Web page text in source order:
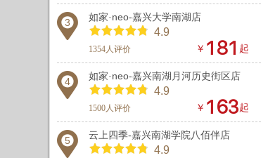
3 如家·neo-嘉兴大学南湖店
4.9
1354人评价 ￥   起
4 如家·neo-嘉兴南湖月河历史街区店
4.9
1500人评价 ￥  起
5 云上四季-嘉兴南湖学院八佰伴店
4.9